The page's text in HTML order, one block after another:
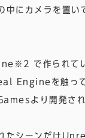
にカメラを置
で作られてい
Engineを触っ
より開発さ